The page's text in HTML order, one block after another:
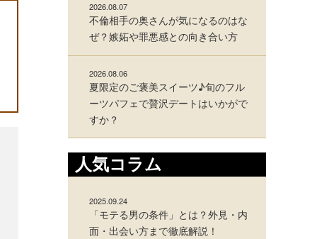
2026.08.07
不倫相手の奥さんが気になるのはな
ぜ？嫉妬や罪悪感との向き合い方
2026.08.06
夏限定のご褒美スイーツ♪旬のフル
ーツパフェで贅沢デートはいかがで
すか？
人気コラム
2025.09.24
「モテる男の条件」とは？外見・内
面・出会い方まで徹底解説！